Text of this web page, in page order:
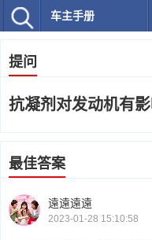
车主手册
提问
抗凝剂对发动机有
最佳答案
遠遠遠遠
2023-01-28 15:10:58